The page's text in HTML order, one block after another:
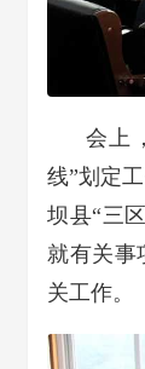
会上
线”划定
坝县“三
就有关事
关工作。